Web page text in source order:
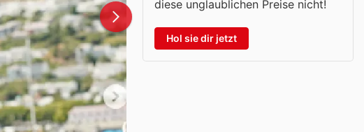
diese unglaublichen Preise nicht!
Hol sie dir jetzt